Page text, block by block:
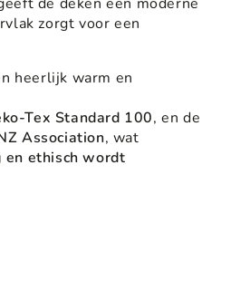
zorgt voor een
heerlijk warm en
Tex Standard 100, en de
Association, wat
en ethisch wordt